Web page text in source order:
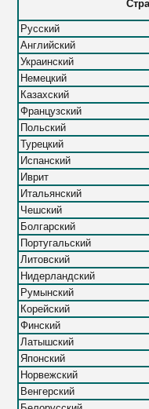
Русский
Английский
Украинский
Немецкий
Казахский
Французский
Польский
Турецкий
Испанский
Иврит
Итальянский
Чешский
Болгарский
Португальский
Литовский
Нидерландский
Румынский
Корейский
Финский
Латышский
Японский
Норвежский
Венгерский